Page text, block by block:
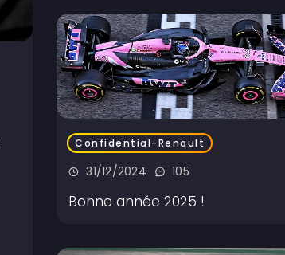
Confidential-Renault
31/12/2024 105
Bonne année 2025 !